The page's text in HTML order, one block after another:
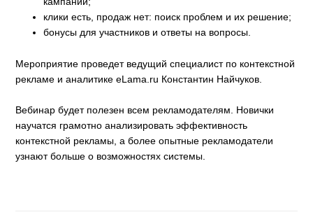
клики есть, продаж нет: поиск проблем и их решение;
бонусы для участников и ответы на вопросы.
Мероприятие проведет ведущий специалист по контекстной
рекламе и аналитике eLama.ru Константин Найчуков.
Вебинар будет полезен всем рекламодателям. Новички
научатся грамотно анализировать эффективность
контекстной рекламы, а более опытные рекламодатели
узнают больше о возможностях системы.